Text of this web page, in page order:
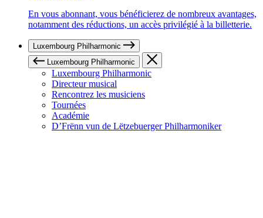
En vous abonnant, vous bénéficierez de nombreux avantages,
notamment des réductions, un accès privilégié à la billetterie.
Luxembourg Philharmonic
Luxembourg Philharmonic
Luxembourg Philharmonic
Directeur musical
Rencontrez les musiciens
Tournées
Académie
D’Frënn vun de Lëtzebuerger Philharmoniker